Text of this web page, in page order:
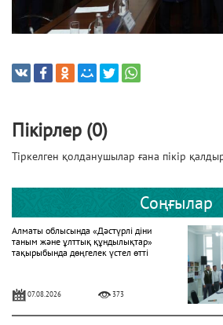
Пікірлер (0)
Тіркелген қолданушылар ғана пікір
Соңғылар
Алматы облысында «Дәстүрлі діни
таным және ұлттық құндылықтар»
тақырыбында дөңгелек үстел өтті
07.08.2026 373